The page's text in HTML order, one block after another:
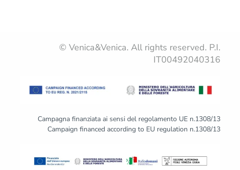
© Venica&Venica. All rights reserved. P.I.
IT00492040316
Campagna finanziata ai sensi del regolamento UE n.1308/13
Campaign financed according to EU regulation n.1308/13